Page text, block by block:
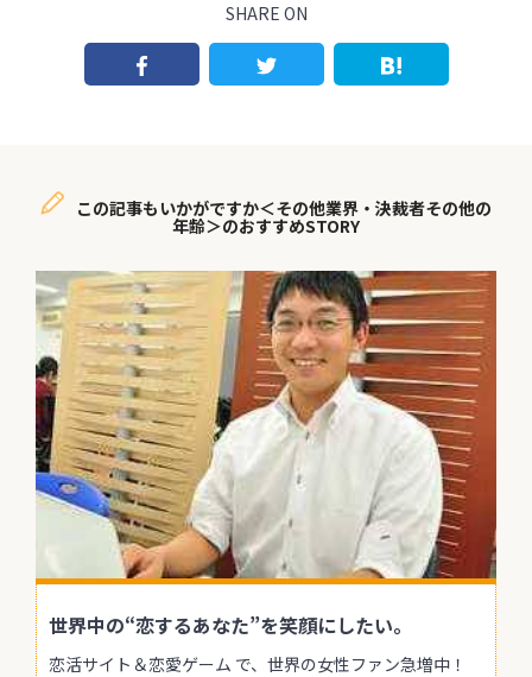
SHARE ON
この記事もいかがですか＜その他業界・決裁者その他の
年齢＞のおすすめSTORY
世界中の“恋するあなた”を笑顔にしたい。
恋活サイト＆恋愛ゲーム で、世界の女性ファン急増中！